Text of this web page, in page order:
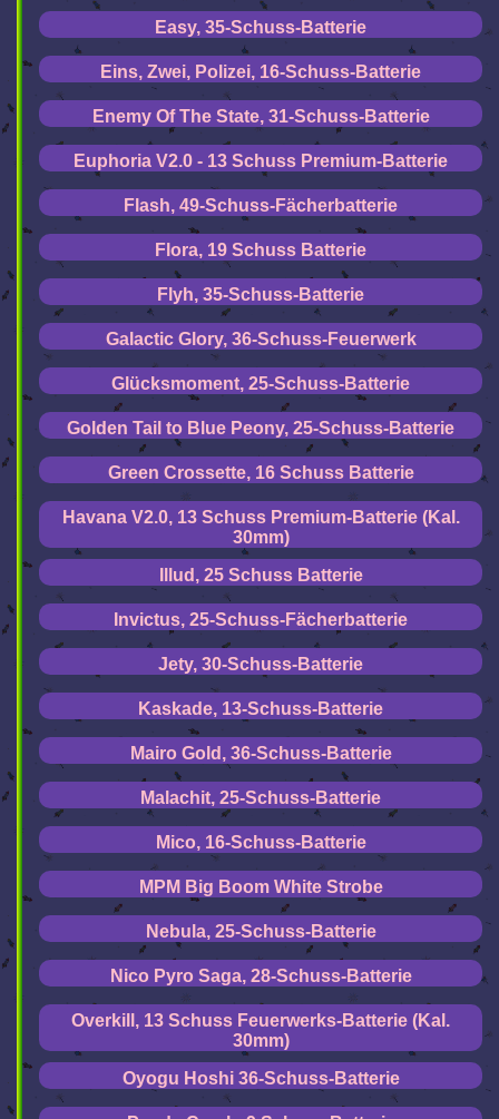
Easy, 35-Schuss-Batterie
Eins, Zwei, Polizei, 16-Schuss-Batterie
Enemy Of The State, 31-Schuss-Batterie
Euphoria V2.0 - 13 Schuss Premium-Batterie
Flash, 49-Schuss-Fächerbatterie
Flora, 19 Schuss Batterie
Flyh, 35-Schuss-Batterie
Galactic Glory, 36-Schuss-Feuerwerk
Glücksmoment, 25-Schuss-Batterie
Golden Tail to Blue Peony, 25-Schuss-Batterie
Green Crossette, 16 Schuss Batterie
Havana V2.0, 13 Schuss Premium-Batterie (Kal.
30mm)
Illud, 25 Schuss Batterie
Invictus, 25-Schuss-Fächerbatterie
Jety, 30-Schuss-Batterie
Kaskade, 13-Schuss-Batterie
Mairo Gold, 36-Schuss-Batterie
Malachit, 25-Schuss-Batterie
Mico, 16-Schuss-Batterie
MPM Big Boom White Strobe
Nebula, 25-Schuss-Batterie
Nico Pyro Saga, 28-Schuss-Batterie
Overkill, 13 Schuss Feuerwerks-Batterie (Kal.
30mm)
Oyogu Hoshi 36-Schuss-Batterie